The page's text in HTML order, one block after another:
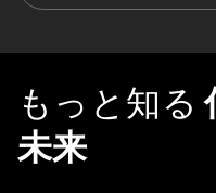
もっと知る
未来